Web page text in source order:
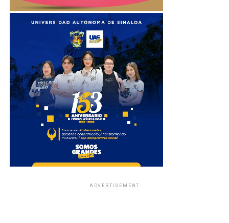
ADVERTISEMENT